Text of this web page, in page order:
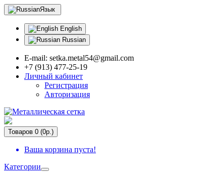
Язык
English
Russian
E-mail: setka.metal54@gmail.com
+7 (913) 477-25-19
Личный кабинет
Регистрация
Авторизация
Товаров 0 (0р.)
Ваша корзина пуста!
Категории